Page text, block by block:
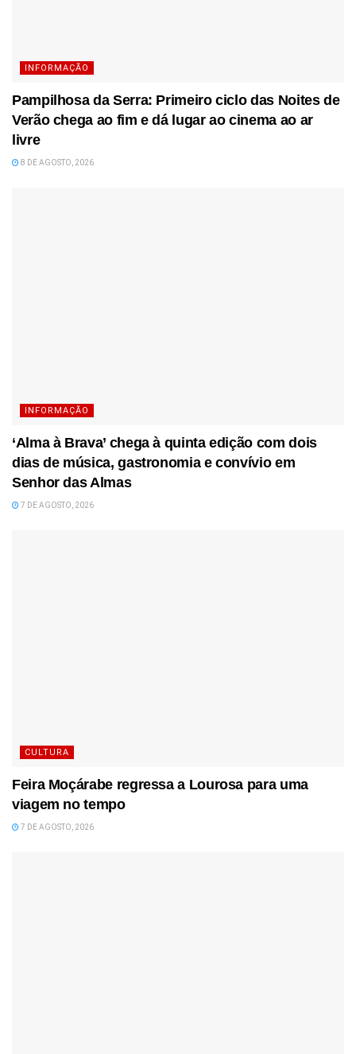
INFORMAÇÃO
Pampilhosa da Serra: Primeiro ciclo das Noites de
Verão chega ao fim e dá lugar ao cinema ao ar
livre
8 DE AGOSTO, 2026
INFORMAÇÃO
‘Alma à Brava’ chega à quinta edição com dois
dias de música, gastronomia e convívio em
Senhor das Almas
7 DE AGOSTO, 2026
CULTURA
Feira Moçárabe regressa a Lourosa para uma
viagem no tempo
7 DE AGOSTO, 2026